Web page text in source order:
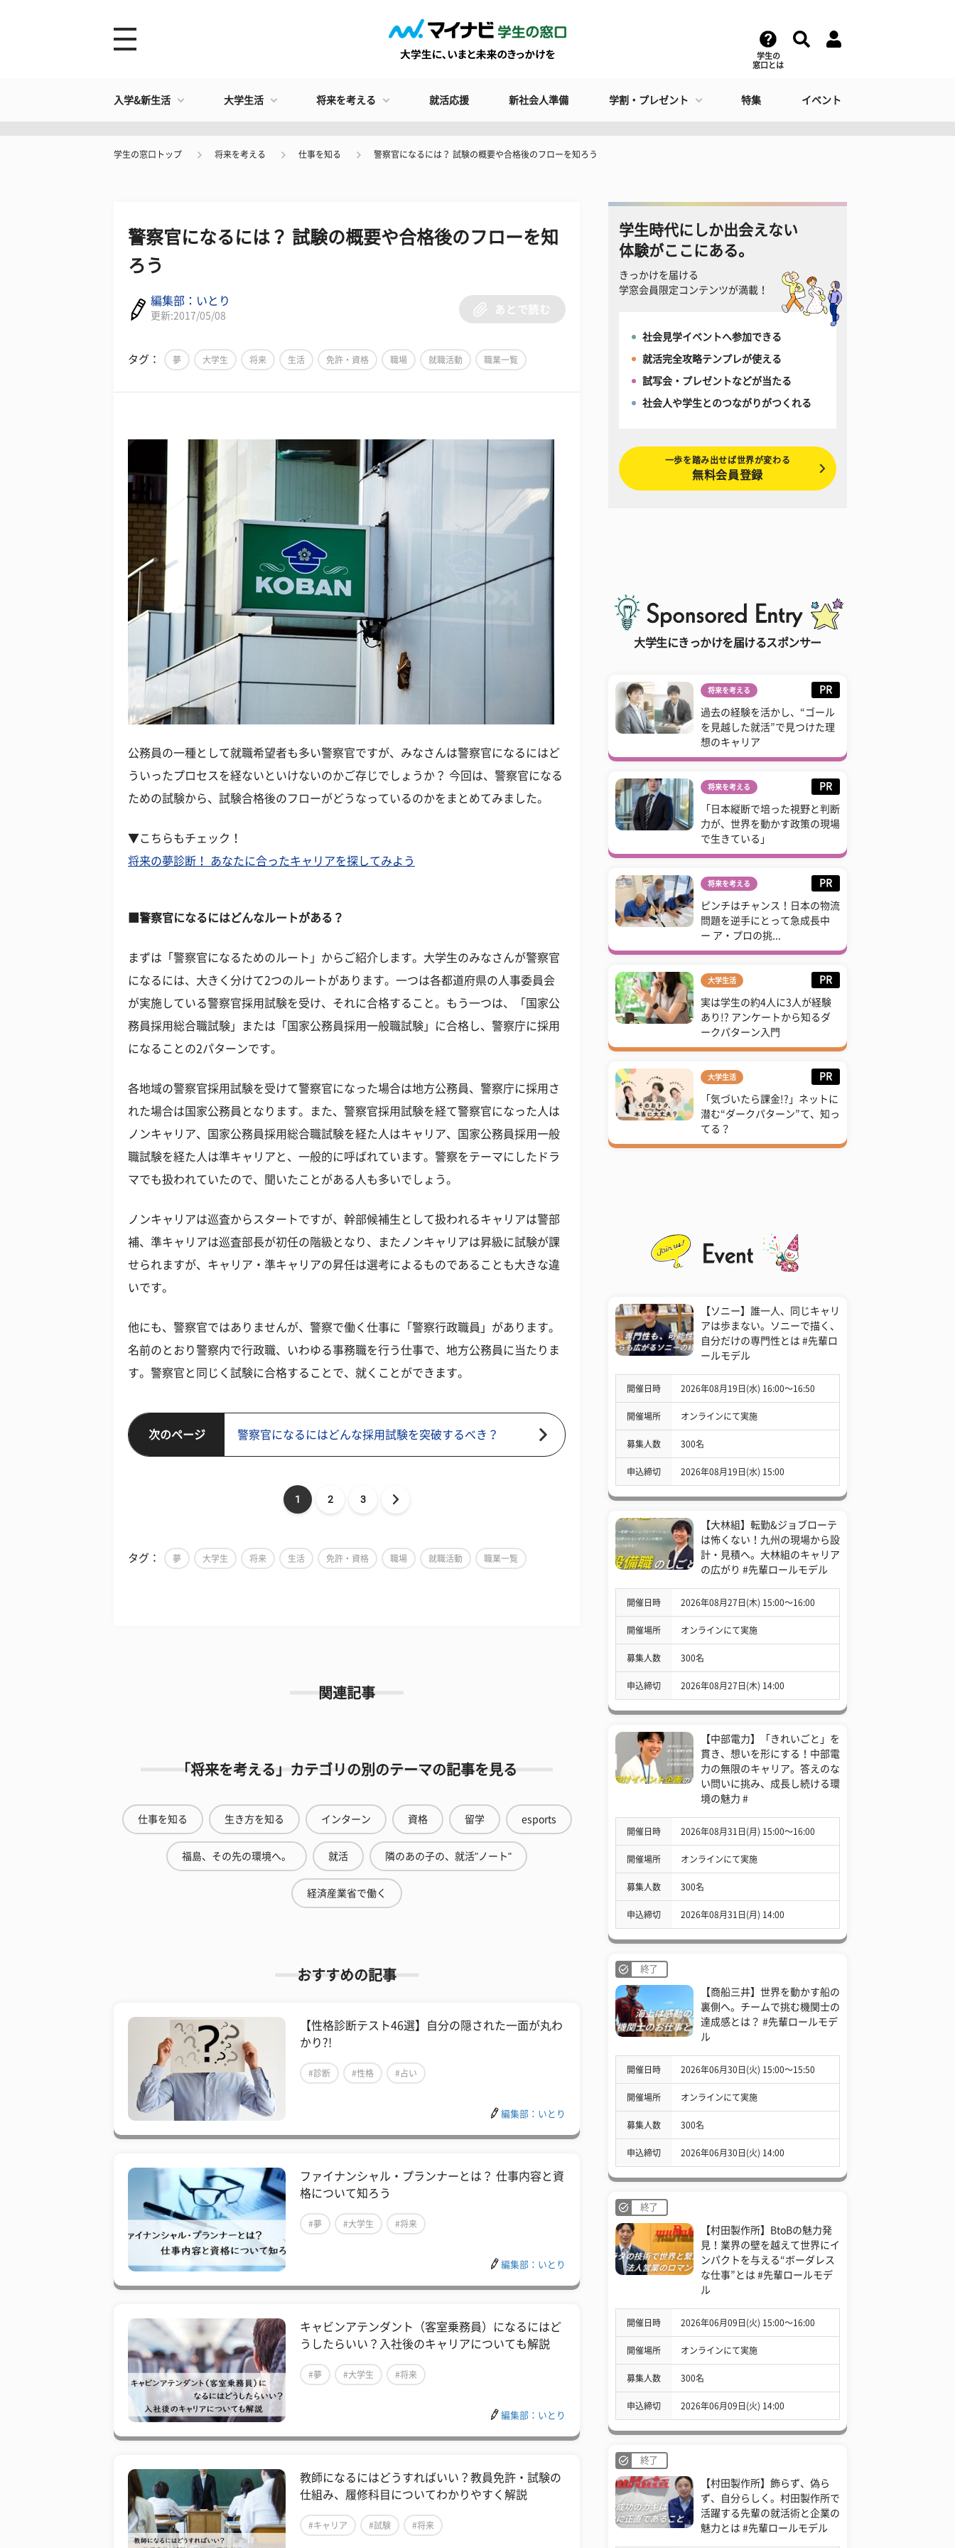
学生の
窓口とは
入学&新生活 大学生活 将来を考える 就活応援 新社会人準備 学割・プレゼント 特集 イベント
学生の窓口トップ 将来を考える 仕事を知る 警察官になるには？ 試験の概要や合格後のフローを知ろう
警察官になるには？ 試験の概要や合格後のフローを知
ろう
編集部：いとり
更新:2017/05/08
あとで読む
タグ： 夢 大学生 将来 生活 免許・資格 職場 就職活動 職業一覧
公務員の一種として就職希望者も多い警察官ですが、みなさんは警察官になるにはど
ういったプロセスを経ないといけないのかご存じでしょうか？ 今回は、警察官になる
ための試験から、試験合格後のフローがどうなっているのかをまとめてみました。
▼こちらもチェック！
将来の夢診断！ あなたに合ったキャリアを探してみよう
■警察官になるにはどんなルートがある？
まずは「警察官になるためのルート」からご紹介します。大学生のみなさんが警察官
になるには、大きく分けて2つのルートがあります。一つは各都道府県の人事委員会
が実施している警察官採用試験を受け、それに合格すること。もう一つは、「国家公
務員採用総合職試験」または「国家公務員採用一般職試験」に合格し、警察庁に採用
になることの2パターンです。
各地域の警察官採用試験を受けて警察官になった場合は地方公務員、警察庁に採用さ
れた場合は国家公務員となります。また、警察官採用試験を経て警察官になった人は
ノンキャリア、国家公務員採用総合職試験を経た人はキャリア、国家公務員採用一般
職試験を経た人は準キャリアと、一般的に呼ばれています。警察をテーマにしたドラ
マでも扱われていたので、聞いたことがある人も多いでしょう。
ノンキャリアは巡査からスタートですが、幹部候補生として扱われるキャリアは警部
補、準キャリアは巡査部長が初任の階級となり、またノンキャリアは昇級に試験が課
せられますが、キャリア・準キャリアの昇任は選考によるものであることも大きな違
いです。
他にも、警察官ではありませんが、警察で働く仕事に「警察行政職員」があります。
名前のとおり警察内で行政職、いわゆる事務職を行う仕事で、地方公務員に当たりま
す。警察官と同じく試験に合格することで、就くことができます。
次のページ 警察官になるにはどんな採用試験を突破するべき？
1 2 3
タグ： 夢 大学生 将来 生活 免許・資格 職場 就職活動 職業一覧
関連記事
「将来を考える」カテゴリの別のテーマの記事を見る
仕事を知る 生き方を知る インターン 資格 留学 esports
福島、その先の環境へ。 就活 隣のあの子の、就活"ノート"
経済産業省で働く
おすすめの記事
【性格診断テスト46選】自分の隠された一面が丸わ
かり?!
#診断 #性格 #占い
編集部：いとり
ファイナンシャル・プランナーとは？ 仕事内容と資
格について知ろう
#夢 #大学生 #将来
編集部：いとり
キャビンアテンダント（客室乗務員）になるにはど
うしたらいい？入社後のキャリアについても解説
#夢 #大学生 #将来
編集部：いとり
教師になるにはどうすればいい？教員免許・試験の
仕組み、履修科目についてわかりやすく解説
#キャリア #試験 #将来
学生時代にしか出会えない
体験がここにある。
きっかけを届ける
学窓会員限定コンテンツが満載！
社会見学イベントへ参加できる
就活完全攻略テンプレが使える
試写会・プレゼントなどが当たる
社会人や学生とのつながりがつくれる
一歩を踏み出せば世界が変わる
無料会員登録
大学生にきっかけを届けるスポンサー
将来を考える PR
過去の経験を活かし、“ゴール
を見越した就活”で見つけた理
想のキャリア
将来を考える PR
「日本縦断で培った視野と判断
力が、世界を動かす政策の現場
で生きている」
将来を考える PR
ピンチはチャンス！日本の物流
問題を逆手にとって急成長中
ー ア・プロの挑...
大学生活 PR
実は学生の約4人に3人が経験
あり!? アンケートから知るダ
ークパターン入門
大学生活 PR
「気づいたら課金!?」ネットに
潜む“ダークパターン”て、知っ
てる？
【ソニー】誰一人、同じキャリ
アは歩まない。ソニーで描く、
自分だけの専門性とは #先輩ロ
ールモデル
開催日時 2026年08月19日(水) 16:00〜16:50
開催場所 オンラインにて実施
募集人数 300名
申込締切 2026年08月19日(水) 15:00
【大林組】転勤&ジョブローテ
は怖くない！九州の現場から設
計・見積へ。大林組のキャリア
の広がり #先輩ロールモデル
開催日時 2026年08月27日(木) 15:00〜16:00
開催場所 オンラインにて実施
募集人数 300名
申込締切 2026年08月27日(木) 14:00
【中部電力】「きれいごと」を
貫き、想いを形にする！中部電
力の無限のキャリア。答えのな
い問いに挑み、成長し続ける環
境の魅力 #
開催日時 2026年08月31日(月) 15:00〜16:00
開催場所 オンラインにて実施
募集人数 300名
申込締切 2026年08月31日(月) 14:00
終了
【商船三井】世界を動かす船の
裏側へ。チームで挑む機関士の
達成感とは？ #先輩ロールモデ
ル
開催日時 2026年06月30日(火) 15:00〜15:50
開催場所 オンラインにて実施
募集人数 300名
申込締切 2026年06月30日(火) 14:00
終了
【村田製作所】BtoBの魅力発
見！業界の壁を越えて世界にイ
ンパクトを与える“ボーダレス
な仕事”とは #先輩ロールモデ
ル
開催日時 2026年06月09日(火) 15:00〜16:00
開催場所 オンラインにて実施
募集人数 300名
申込締切 2026年06月09日(火) 14:00
終了
【村田製作所】飾らず、偽ら
ず、自分らしく。村田製作所で
活躍する先輩の就活術と企業の
魅力とは #先輩ロールモデル